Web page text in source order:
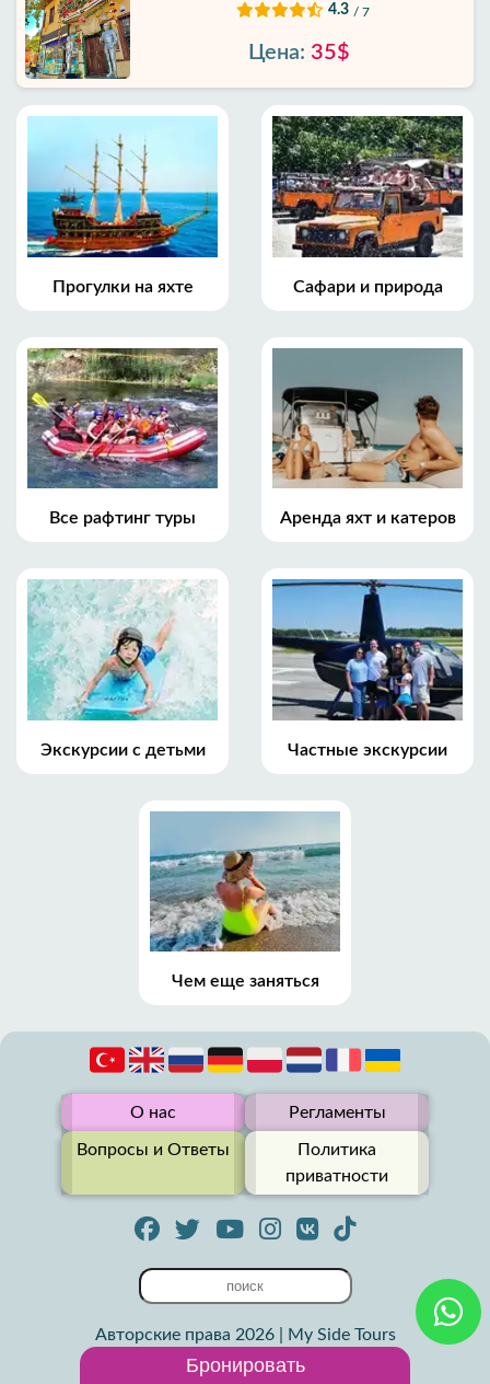
4.3 / 7
Цена: 35$
Бронировать
Прогулки на яхте Сафари и природа
Все рафтинг туры Аренда яхт и катеров
Экскурсии с детьми Частные экскурсии
Чем еще заняться
О нас Регламенты
Вопросы и Ответы
Политика
приватности
Авторские права 2026 | My Side Tours